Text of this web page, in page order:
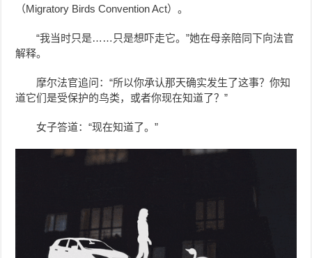
（Migratory Birds Convention Act）。
“我当时只是……只是想吓走它。”她在母亲陪同下向法官
解释。
摩尔法官追问：“所以你承认那天确实发生了这事？你知
道它们是受保护的鸟类，或者你现在知道了？”
女子答道：“现在知道了。”